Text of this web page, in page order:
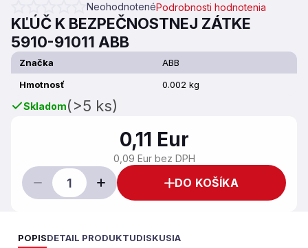
Priemerné hodnotenie produktu je 0,0 z 5 hviezdičiek.
NeohodnotenéPodrobnosti hodnotenia
KĽÚČ K BEZPEČNOSTNEJ ZÁTKE
5910-91011 ABB
Značka
ABB
Hmotnosť
0.002 kg
Skladom(>5 ks)
0,11 Eur
0,09 Eur bez DPH
DO KOŠÍKA
POPISDETAIL PRODUKTUDISKUSIA